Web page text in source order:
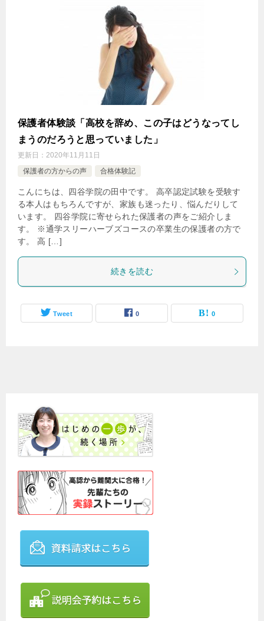
保護者体験談「高校を辞め、この子はどうなってし
まうのだろうと思っていました」
更新日： 2020年11月11日
保護者の方からの声
合格体験記
こんにちは、四谷学院の田中です。 高卒認定試験を受験す
る本人はもちろんですが、家族も迷ったり、悩んだりして
います。 四谷学院に寄せられた保護者の声をご紹介しま
す。 ※通学スリーハーブズコースの卒業生の保護者の方で
す。 高 […]
続きを読む
Tweet 0 0